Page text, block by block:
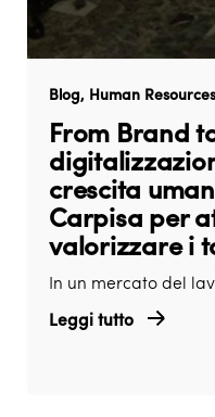
Blog Human Resources
From Brand
crescita
Carpisa per
valorizzare i
In un mercato del
Leggi tutto